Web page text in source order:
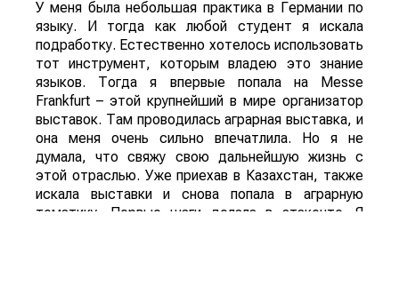
У меня была небольшая практика в Германии по
языку. И тогда как любой студент я искала
подработку. Естественно хотелось использовать
тот инструмент, которым владею это знание
языков. Тогда я впервые попала на Messe
Frankfurt – этой крупнейший в мире организатор
выставок. Там проводилась аграрная выставка, и
она меня очень сильно впечатлила. Но я не
думала, что свяжу свою дальнейшую жизнь с
этой отраслью. Уже приехав в Казахстан, также
искала выставки и снова попала в аграрную
тематику. Первые шаги делала в атакенте. Я